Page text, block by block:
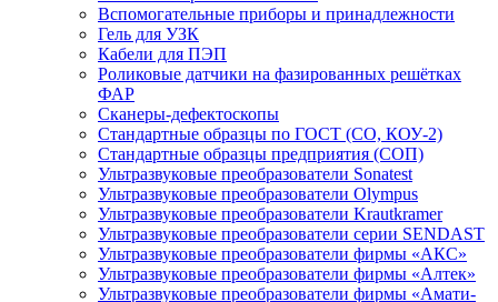
Вспомогательные приборы и принадлежности
Гель для УЗК
Кабели для ПЭП
Роликовые датчики на фазированных решётках
ФАР
Сканеры-дефектоскопы
Стандартные образцы по ГОСТ (СО, КОУ-2)
Стандартные образцы предприятия (СОП)
Ультразвуковые преобразователи Sonatest
Ультразвуковые преобразователи Olympus
Ультразвуковые преобразователи Krautkramer
Ультразвуковые преобразователи серии SENDAST
Ультразвуковые преобразователи фирмы «АКС»
Ультразвуковые преобразователи фирмы «Алтек»
Ультразвуковые преобразователи фирмы «Амати-